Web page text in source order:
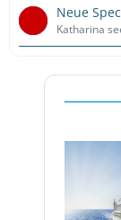
Neue
Katharina